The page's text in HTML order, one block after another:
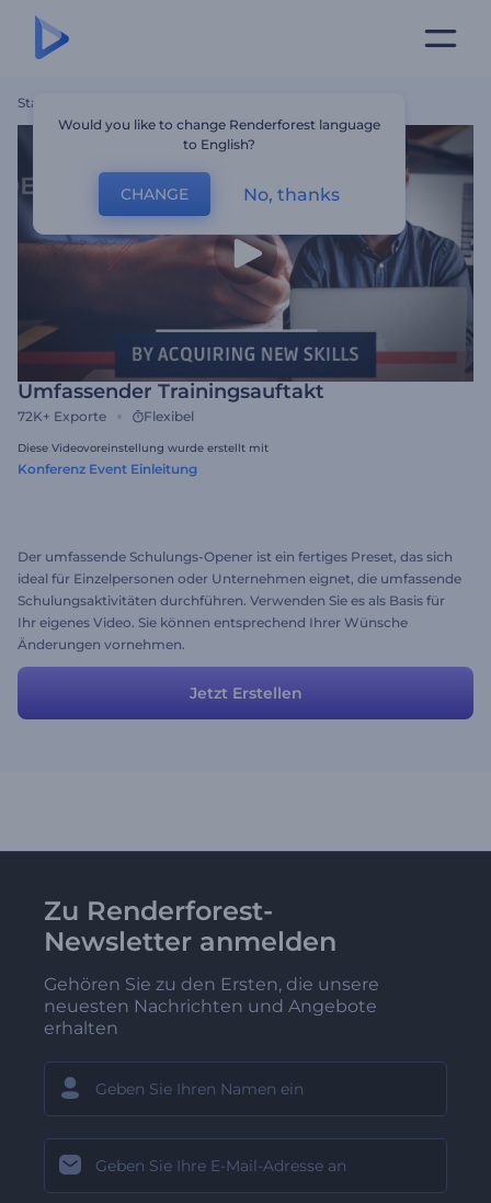
Startseite
Umfassender Trainingsauftakt
72K+ Exporte Flexibel
Diese Videovoreinstellung wurde erstellt mit
Konferenz Event Einleitung
Der umfassende Schulungs-Opener ist ein fertiges Preset, das sich
ideal für Einzelpersonen oder Unternehmen eignet, die umfassende
Schulungsaktivitäten durchführen. Verwenden Sie es als Basis für
Ihr eigenes Video. Sie können entsprechend Ihrer Wünsche
Änderungen vornehmen.
Jetzt Erstellen
Zu Renderforest-
Newsletter anmelden
Gehören Sie zu den Ersten, die unsere
neuesten Nachrichten und Angebote
erhalten
Would you like to change Renderforest language
to English?
CHANGE No, thanks